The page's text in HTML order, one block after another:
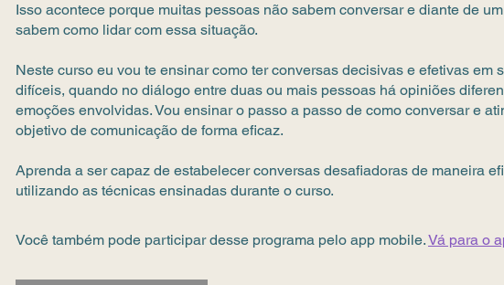
Isso acontece porque muitas pessoas não sabem conversar e diante de
sabem como lidar com essa situação.
Neste curso eu vou te ensinar como ter conversas decisivas e efetivas em
difíceis, quando no diálogo entre duas ou mais pessoas há opiniões
emoções envolvidas. Vou ensinar o passo a passo de como conversar e
objetivo de comunicação de forma eficaz.
Aprenda a ser capaz de estabelecer conversas desafiadoras de maneira
utilizando as técnicas ensinadas durante o curso.
Você também pode participar desse programa pelo app mobile.Vá para o